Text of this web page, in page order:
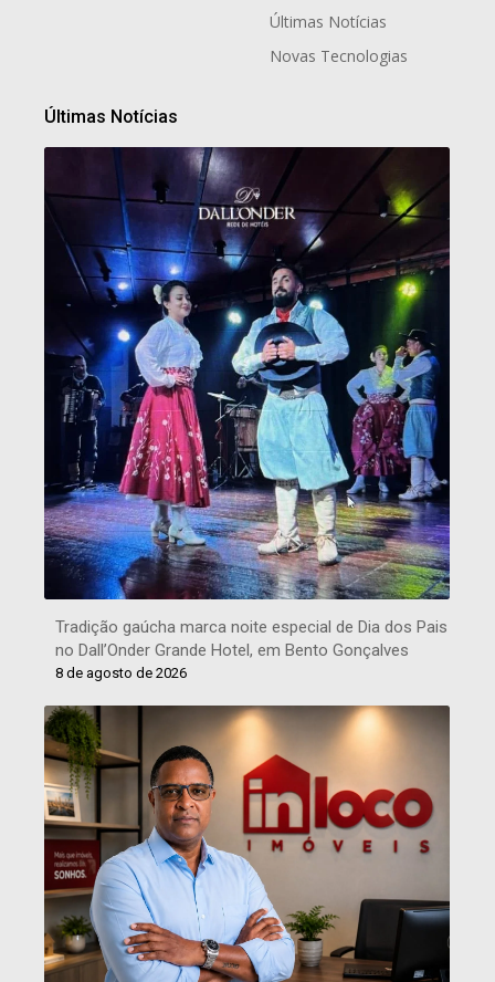
Últimas Notícias
Novas Tecnologias
Últimas Notícias
Tradição gaúcha marca noite especial de Dia dos Pais
no Dall’Onder Grande Hotel, em Bento Gonçalves
8 de agosto de 2026